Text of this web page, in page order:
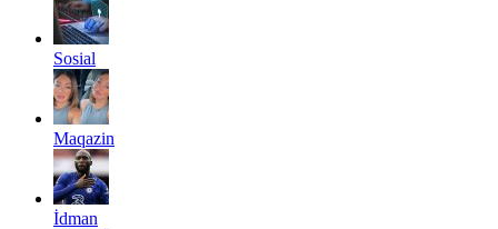
Sosial
Maqazin
İdman